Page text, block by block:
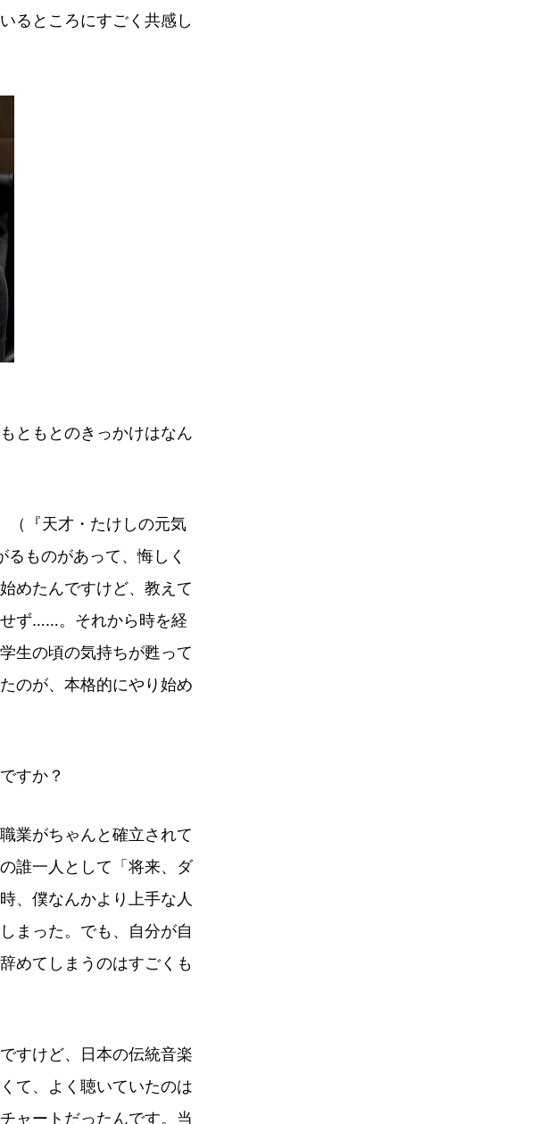
るところにすごく共感し
ともとのきっかけはなん
（『天才・たけしの元気
ものがあって、悔しく
めたんですけど、教えて
ず……。それから時を経
生の頃の気持ちが甦って
のが、本格的にやり始め
すか？
業がちゃんと確立されて
誰一人として「将来、ダ
、僕なんかより上手な人
まった。でも、自分が自
めてしまうのはすごくも
すけど、日本の伝統音楽
て、よく聴いていたのは
ャートだったんです。当